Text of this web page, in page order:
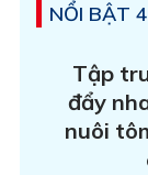
NỔI BẬT
Tập
đẩy
nuôi